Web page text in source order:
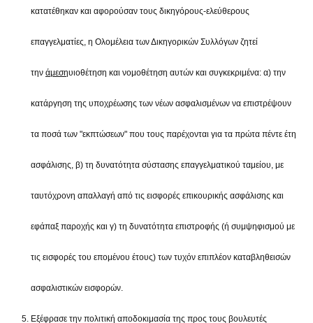
κατατέθηκαν και αφορούσαν τους δικηγόρους-ελεύθερους
επαγγελματίες, η Ολομέλεια των Δικηγορικών Συλλόγων ζητεί
την άμεσηυιοθέτηση και νομοθέτηση αυτών και συγκεκριμένα: α) την
κατάργηση της υποχρέωσης των νέων ασφαλισμένων να επιστρέψουν
τα ποσά των "εκπτώσεων" που τους παρέχονται για τα πρώτα πέντε έτη
ασφάλισης, β) τη δυνατότητα σύστασης επαγγελματικού ταμείου, με
ταυτόχρονη απαλλαγή από τις εισφορές επικουρικής ασφάλισης και
εφάπαξ παροχής και γ) τη δυνατότητα επιστροφής (ή συμψηφισμού με
τις εισφορές του επομένου έτους) των τυχόν επιπλέον καταβληθεισών
ασφαλιστικών εισφορών.
Εξέφρασε την πολιτική αποδοκιμασία της προς τους βουλευτές